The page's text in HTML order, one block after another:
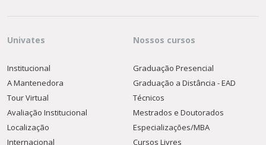
Univates
Institucional
A Mantenedora
Tour Virtual
Avaliação Institucional
Localização
Internacional
Nossos cursos
Graduação Presencial
Graduação a Distância - EAD
Técnicos
Mestrados e Doutorados
Especializações/MBA
Cursos Livres